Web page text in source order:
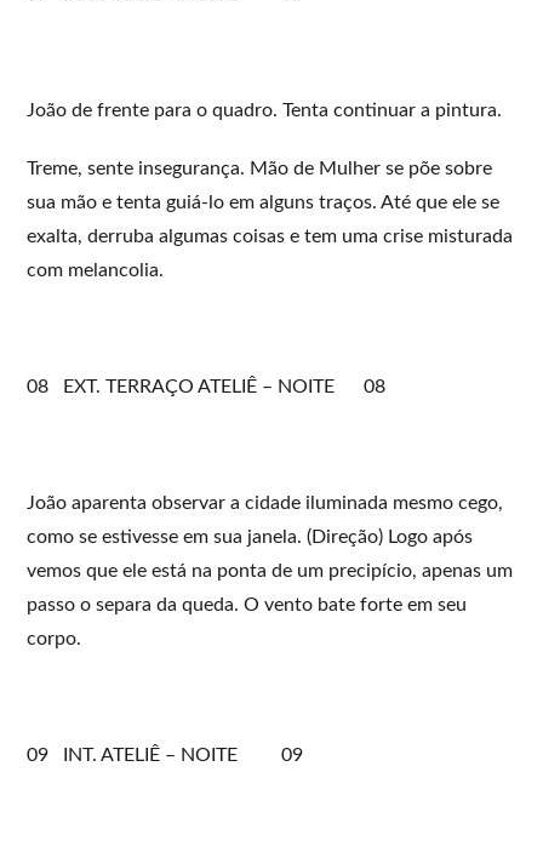
João de frente para o quadro. Tenta continuar a pintura.
Treme, sente insegurança. Mão de Mulher se põe sobre
sua mão e tenta guiá-lo em alguns traços. Até que ele se
exalta, derruba algumas coisas e tem uma crise misturada
com melancolia.
08 EXT. TERRAÇO ATELIÊ – NOITE 08
João aparenta observar a cidade iluminada mesmo cego,
como se estivesse em sua janela. (Direção) Logo após
vemos que ele está na ponta de um precipício, apenas um
passo o separa da queda. O vento bate forte em seu
corpo.
09 INT. ATELIÊ – NOITE 09